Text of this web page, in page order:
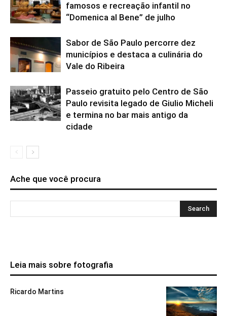
famosos e recreação infantil no
“Domenica al Bene” de julho
Sabor de São Paulo percorre dez
municípios e destaca a culinária do
Vale do Ribeira
Passeio gratuito pelo Centro de São
Paulo revisita legado de Giulio Micheli
e termina no bar mais antigo da
cidade
Ache que você procura
Leia mais sobre fotografia
Ricardo Martins